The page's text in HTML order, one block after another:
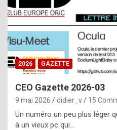
t
i
2026 GAZETTE
CEO Gazette 2026-03
9 mai 2026 didier_v 15
Un numéro un peu plus léger
à un vieux pc qui…